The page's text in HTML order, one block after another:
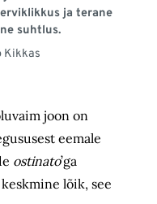
ja terane
suhtlus.
Kikkas
joon on
eemale
ostinato’ga
lõik, see